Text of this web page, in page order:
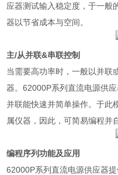
应器测试输入稳定度，于一般
器以节省成本与空间。
主/从并联&串联控制
当需要高功率时，一般以并联
器。62000P系列直流电源供
并联能快速并简单操作。于此
属仪器，因此，可简易编程并
编程序列功能及应用
62000P系列直流电源供应器